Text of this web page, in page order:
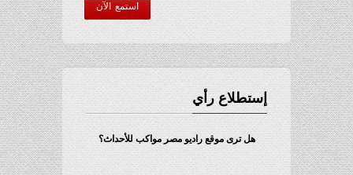
استمع الآن
إستطلاع رأي
هل ترى موقع راديو مصر مواكب للأحداث؟